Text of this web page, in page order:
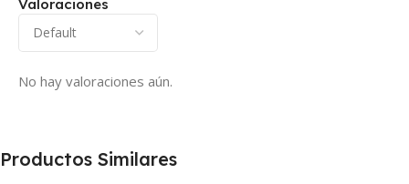
Valoraciones
No hay valoraciones aún.
Productos Similares